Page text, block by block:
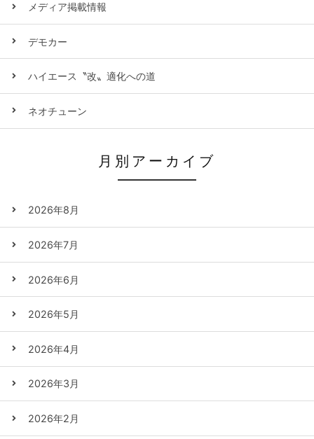
メディア掲載情報
デモカー
ハイエース〝改〟適化への道
ネオチューン
月別アーカイブ
2026年8月
2026年7月
2026年6月
2026年5月
2026年4月
2026年3月
2026年2月